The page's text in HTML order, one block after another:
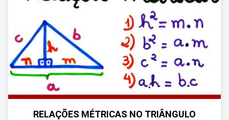
RELAÇÕES MÉTRICAS NO TRIÂNGULO